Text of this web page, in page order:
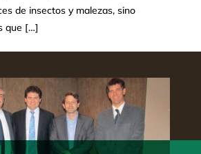
de insectos y malezas, sino
que […]